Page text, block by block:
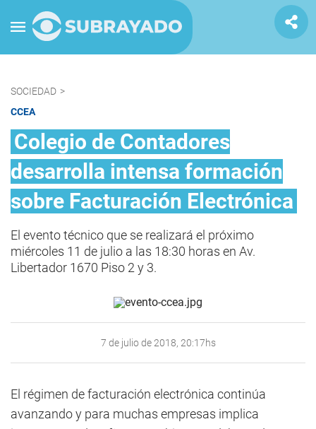
SOCIEDAD >
CCEA
Colegio de Contadores
desarrolla intensa formación
sobre Facturación Electrónica
​El evento técnico que se realizará el próximo
miércoles 11 de julio a las 18:30 horas en Av.
Libertador 1670 Piso 2 y 3.
7 de julio de 2018, 20:17hs
El régimen de facturación electrónica continúa
avanzando y para muchas empresas implica